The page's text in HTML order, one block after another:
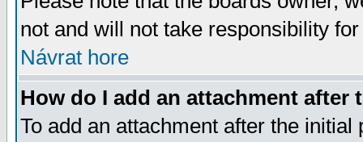
not and will not take responsibility
Návrat hore
How do I add an attachment after
To add an attachment after the